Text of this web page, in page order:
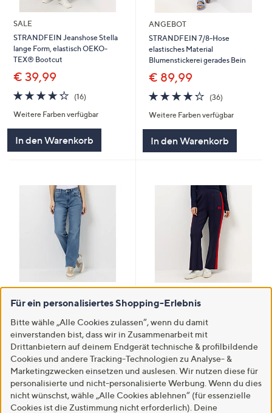
SALE
STRANDFEIN Jeanshose Stella
lange Form, elastisch OEKO-
TEX® Bootcut
€ 39,99
4.2
von
5
(16)
Weitere Farben verfügbar
In den Warenkorb
ANGEBOT
STRANDFEIN 7/8-Hose
elastisches Material
Blumenstickerei gerades Bein
€ 89,99
4.2
von
5
(36)
Weitere Farben verfügbar
In den Warenkorb
STRANDFEIN Jeans 5-Pocket-
Style elastisches Material
gerades weites Bein
€ 69,99
-41% € 119,99
4.2
von
5
(10) 10
Bewertungen
Weitere Farben verfügbar
STRANDFEIN Puntohose lange
Form Galonstreifen Bootcut
€ 43,99
4.2
von
5
(5)5
Bewertungen
In den Warenkorb
Für ein personalisiertes Shopping-Erlebnis
Bitte wähle „Alle Cookies zulassen“, wenn du damit
einverstanden bist, dass wir in Zusammenarbeit mit
Drittanbietern auf deinem Endgerät technische & profilbildende
Cookies und andere Tracking-Technologien zu Analyse- &
Marketingzwecken einsetzen und auslesen. Wir nutzen diese für
personalisierte und nicht-personalisierte Werbung. Wenn du dies
nicht wünschst, wähle „Alle Cookies ablehnen“ (für essenzielle
Cookies ist die Zustimmung nicht erforderlich). Deine